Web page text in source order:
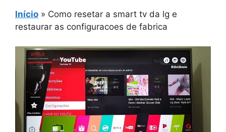
Início » Como resetar a smart tv da lg e
restaurar as configuracoes de fabrica